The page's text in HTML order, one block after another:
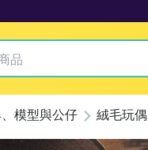
模型與公仔 絨毛玩偶